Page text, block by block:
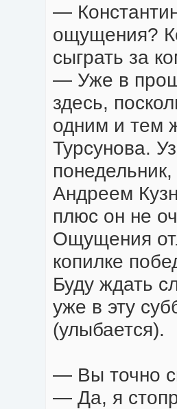
—
ощущения?
сыграть за
— Уже в
здесь,
одним и тем
Турсунова.
Андреем
плюс он не
Ощущения
копилке
Буду ждать
уже в эту
(улыбается).
— Вы точно
— Да, я